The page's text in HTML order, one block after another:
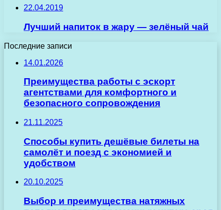
22.04.2019
Лучший напиток в жару — зелёный чай
Последние записи
14.01.2026
Преимущества работы с эскорт
агентствами для комфортного и
безопасного сопровождения
21.11.2025
Способы купить дешёвые билеты на
самолёт и поезд с экономией и
удобством
20.10.2025
Выбор и преимущества натяжных